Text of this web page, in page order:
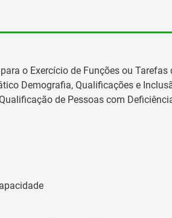
o Exercício de Funções ou Tarefas
Demografia, Qualificações e
de Pessoas com